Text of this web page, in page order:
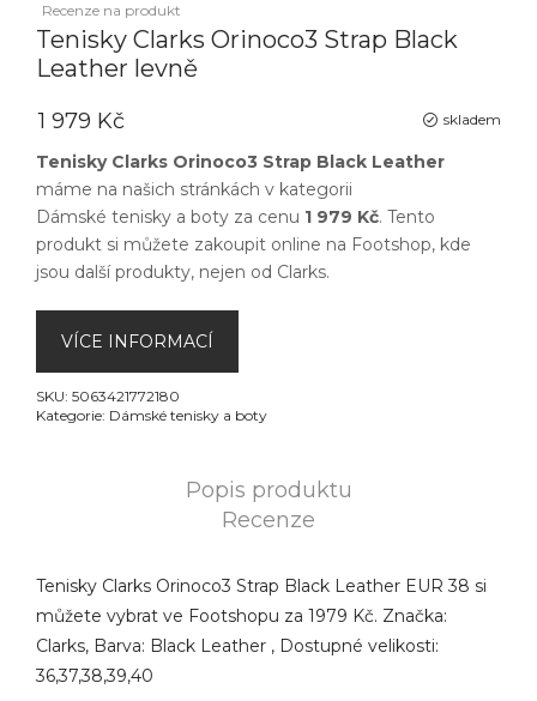
Recenze na produkt
Tenisky Clarks Orinoco3 Strap Black
Leather levně
skladem
1 979 Kč
Tenisky Clarks Orinoco3 Strap Black Leather
máme na našich stránkách v kategorii
Dámské tenisky a boty za cenu 1 979 Kč. Tento
produkt si můžete zakoupit online na Footshop, kde
jsou další produkty, nejen od Clarks.
VÍCE INFORMACÍ
SKU: 5063421772180
Kategorie: Dámské tenisky a boty
Popis produktu
Recenze
Tenisky Clarks Orinoco3 Strap Black Leather EUR 38 si
můžete vybrat ve Footshopu za 1979 Kč. Značka:
Clarks, Barva: Black Leather , Dostupné velikosti:
36,37,38,39,40